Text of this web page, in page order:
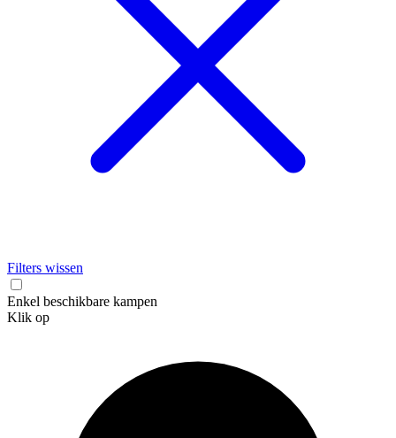
Filters wissen
Enkel beschikbare kampen
Klik op